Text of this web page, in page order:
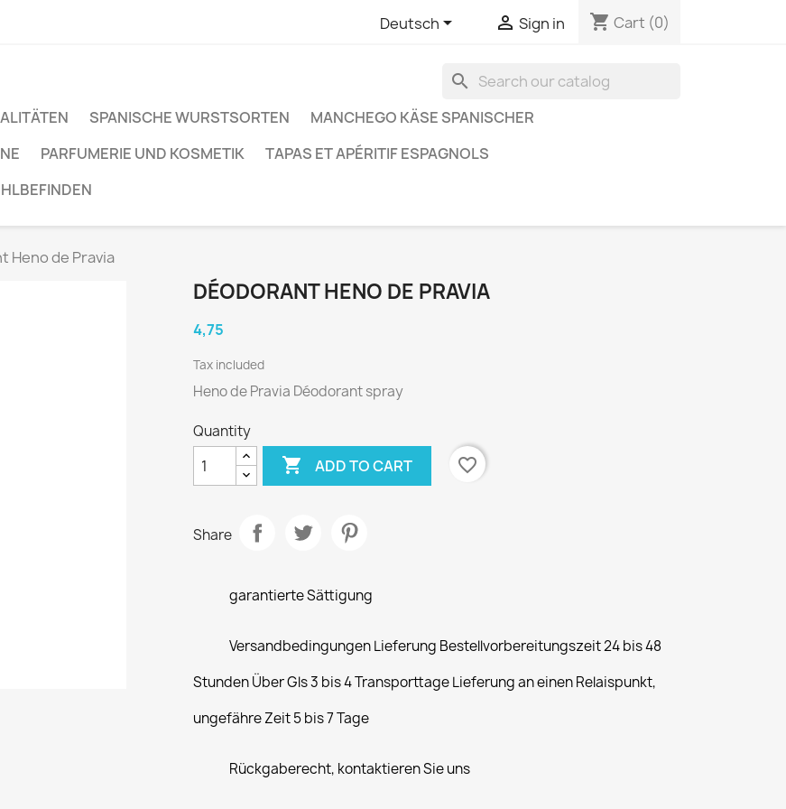
Deutsch  Sign in shopping_cart Cart (0)
search
SPANISCHE WURSTSORTEN
MANCHEGO KÄSE SPANISCHER
PARFUMERIE UND KOSMETIK
TAPAS ET APÉRITIF ESPAGNOLS
Heno de Pravia
DÉODORANT HENO DE PRAVIA
4,75
Tax included
Heno de Pravia Déodorant spray
Quantity
 ADD TO CART favorite_border
Share
garantierte Sättigung
Versandbedingungen Lieferung Bestellvorbereitungszeit 24 bis 48
Stunden Über Gls 3 bis 4 Transporttage Lieferung an einen Relaispunkt,
ungefähre Zeit 5 bis 7 Tage
Rückgaberecht, kontaktieren Sie uns